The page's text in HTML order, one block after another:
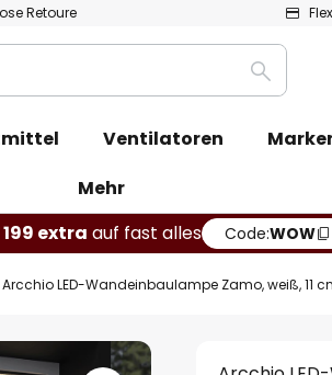
Retoure
Suche
Ventilatoren
Mehr
199 extra auf fast alles Code:WOW
Arcchio LED-Wandeinbaulampe Zamo, weiß, 11